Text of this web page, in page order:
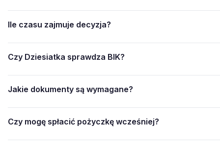
Ile czasu zajmuje decyzja?
Czy Dziesiatka sprawdza BIK?
Jakie dokumenty są wymagane?
Czy mogę spłacić pożyczkę wcześniej?